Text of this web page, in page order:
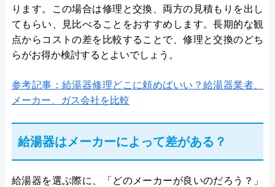
ります。この場合は修理と交換、両方の見積もりを出し
てもらい、見比べることをおすすめします。長期的な観
点からコストの差を比較することで、修理と交換のどち
らがお得か検討するとよいでしょう。
参考記事：給湯器修理どこに頼めばいい？給湯器業者、
メーカー、ガス会社を比較
給湯器はメーカーによって差がある？
給湯器を選ぶ際に、「どのメーカーが良いのだろう？」